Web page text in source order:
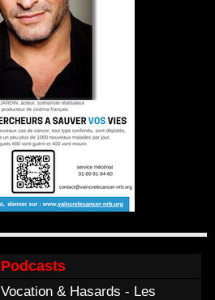
Podcasts
Vocation & Hasards - Les